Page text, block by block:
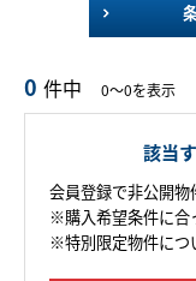
0 件中 0～0を表示
該当
会員登録で非公開物
※購入希望条件に合
※特別限定物件につ